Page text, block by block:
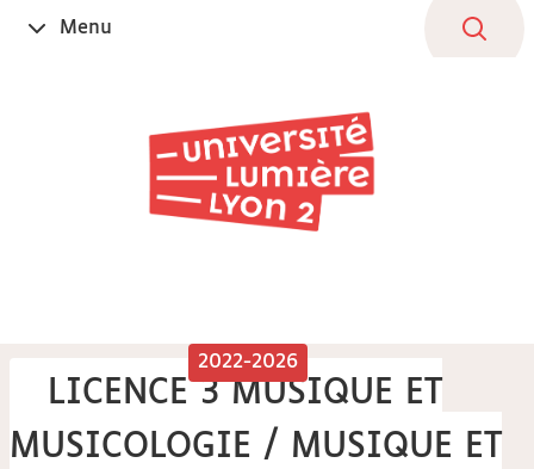
OuvrirMenu
2022-2026
LICENCE 3 MUSIQUE ET
MUSICOLOGIE / MUSIQUE ET